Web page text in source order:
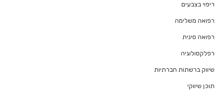
ריפוי בצבעים
רפואה משלימה
רפואה סינית
רפלקסולוגיה
שיווק ברשתות חברתיות
תוכן שיווקי